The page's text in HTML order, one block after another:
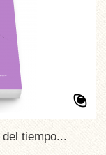
tiempo...